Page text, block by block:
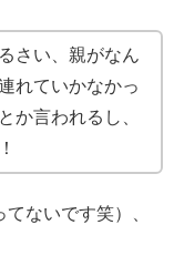
さい、親がなん
れていかなかっ
か言われるし、
ないです笑）、